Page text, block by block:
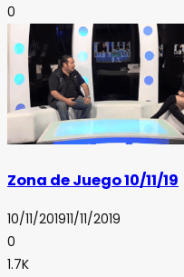
0
Zona de Juego 10/11/19
10/11/201911/11/2019
0
1.7K